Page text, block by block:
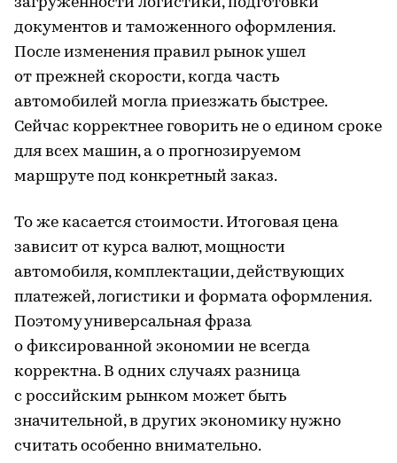
документов и таможенного оформления.
После изменения правил рынок ушел
от прежней скорости, когда часть
автомобилей могла приезжать быстрее.
Сейчас корректнее говорить не о едином сроке
для всех машин, а о прогнозируемом
маршруте под конкретный заказ.
То же касается стоимости. Итоговая цена
зависит от курса валют, мощности
автомобиля, комплектации, действующих
платежей, логистики и формата оформления.
Поэтому универсальная фраза
о фиксированной экономии не всегда
корректна. В одних случаях разница
с российским рынком может быть
значительной, в других экономику нужно
считать особенно внимательно.